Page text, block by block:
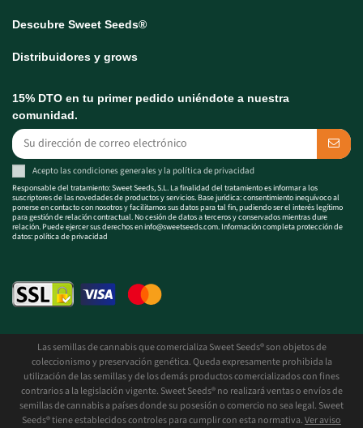
Descubre Sweet Seeds®
Distribuidores y grows
15% DTO en tu primer pedido uniéndote a nuestra
comunidad.
Acepto lascondiciones generalesy la política de privacidad
Responsable del tratamiento: Sweet Seeds, S.L. La finalidad del tratamiento es informar a los
suscriptores de las novedades de productos y servicios. Base jurídica: consentimiento inequívoco al
ponerse en contacto con nosotros y facilitarnos sus datos para tal fin, pudiendo ser el interés legítimo
para gestión de relación contractual. No cesión de datos a terceros y conservados mientras dure
relación. Puede ejercer sus derechos eninfo@sweetseeds.com. Información completa protección de
datos:política de privacidad
Las semillas de cannabis que comercializa Sweet Seeds® son objetos de
coleccionismo y preservación genética. Queda expresamente prohibida la
utilización de las semillas y de los demás productos comercializados con fines
contrarios a la legislación vigente. Sweet Seeds® no realizará ventas o envíos de
semillas de cannabis a países donde su posesión o comercio no sea legal. Sweet
Seeds® tiene establecidos controles para cumplir con esta normativa.Ver aviso